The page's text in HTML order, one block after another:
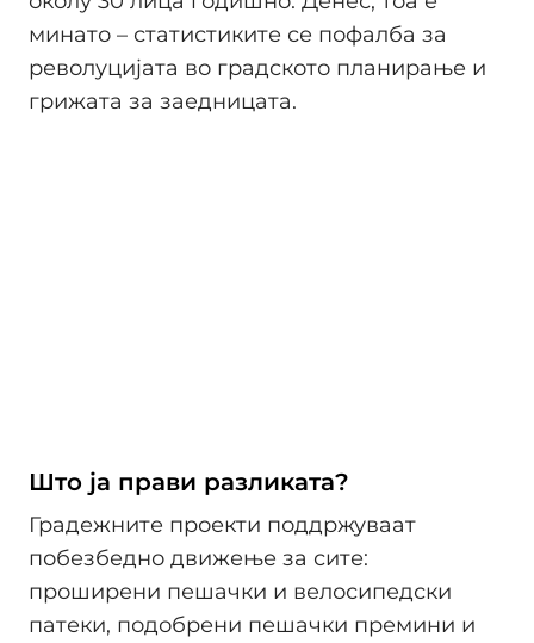
минато – статистиките се пофалба за
револуцијата во градското планирање и
грижата за заедницата.
Што ја прави разликата?
Градежните проекти поддржуваат
побезбедно движење за сите:
проширени пешачки и велосипедски
патеки, подобрени пешачки премини и